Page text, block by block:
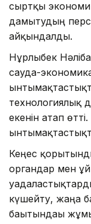
сыртқы
дамытудың
айқындалды.
Нұрлыбек
сауда-
технологиялық
екенін атап
Кеңес
органдар мен
күшейту, жаңа
бағытындағы